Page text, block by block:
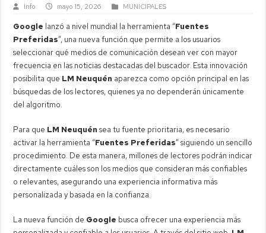
Info mayo 15, 2026 MUNICIPALES
Google lanzó a nivel mundial la herramienta “Fuentes
Preferidas”, una nueva función que permite a los usuarios
seleccionar qué medios de comunicación desean ver con mayor
frecuencia en las noticias destacadas del buscador. Esta innovación
posibilita que LM Neuquén aparezca como opción principal en las
búsquedas de los lectores, quienes ya no dependerán únicamente
del algoritmo.
Para que LM Neuquén sea tu fuente prioritaria, es necesario
activar la herramienta “Fuentes Preferidas” siguiendo un sencillo
procedimiento. De esta manera, millones de lectores podrán indicar
directamente cuáles son los medios que consideran más confiables
o relevantes, asegurando una experiencia informativa más
personalizada y basada en la confianza.
La nueva función de Google busca ofrecer una experiencia más